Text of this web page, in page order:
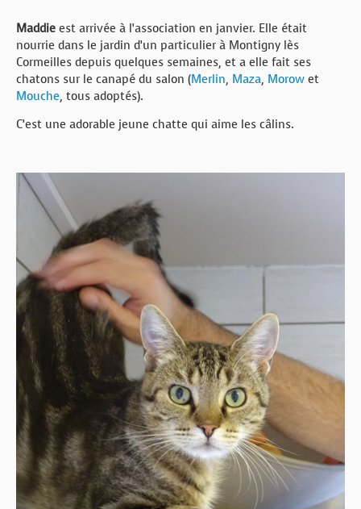
Maddie est arrivée à l’association en janvier. Elle était
nourrie dans le jardin d’un particulier à Montigny lès
Cormeilles depuis quelques semaines, et a elle fait ses
chatons sur le canapé du salon (Merlin, Maza, Morow et
Mouche, tous adoptés).
C’est une adorable jeune chatte qui aime les câlins.